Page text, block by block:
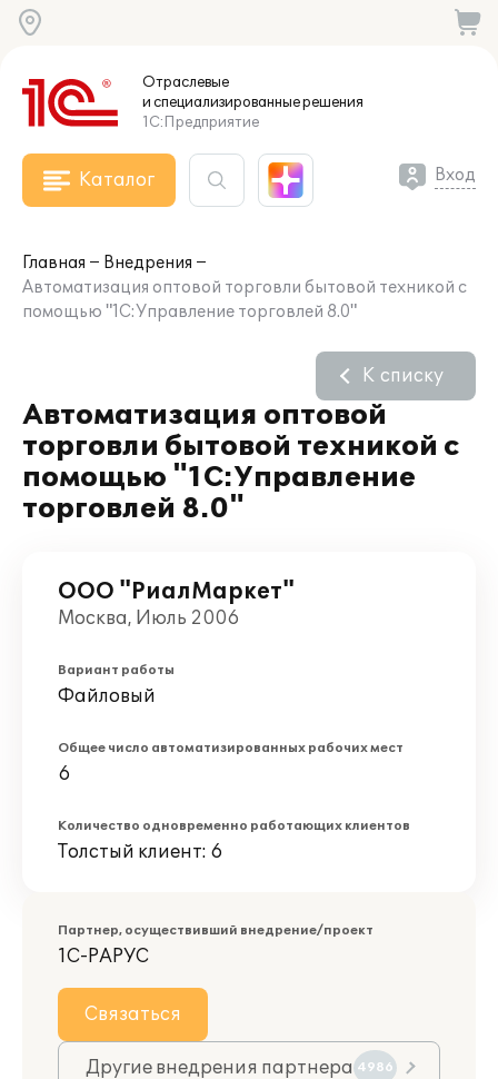
Отраслевые
и специализированныерешения
1С:Предприятие
Каталог Вход
Главная
Внедрения
Автоматизация оптовой торговли бытовой техникой с
помощью "1С:Управление торговлей 8.0"
Автоматизация оптовой
торговли бытовой техникой с
помощью "1С:Управление
торговлей 8.0"
К списку
ООО "РиалМаркет"
Москва, Июль 2006
Вариант работы
Файловый
Общее число автоматизированных рабочих мест
6
Количество одновременно работающих клиентов
Толстый клиент: 6
Партнер, осуществивший внедрение/проект
1С-РАРУС
Связаться
Другие внедрения партнера 4986